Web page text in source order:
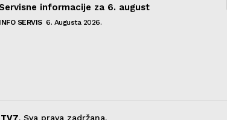
informacije za 6. august
INFO SERVIS 6. Augusta 2026.
. Sva prava zadržana.